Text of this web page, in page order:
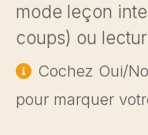
mode leçon
coups) ou
Cochez Oui/
pour marquer